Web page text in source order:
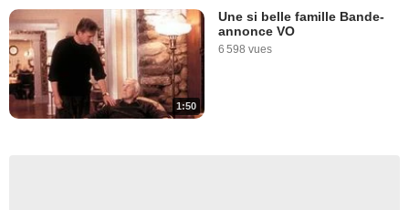
1:50
Une si belle famille Bande-
annonce VO
6 598 vues